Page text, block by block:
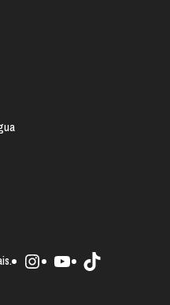
Instagram
YoutubeTikTok